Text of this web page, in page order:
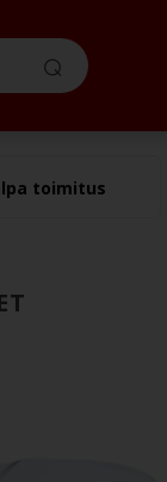
toimitus